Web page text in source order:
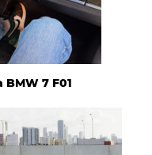
7 F01